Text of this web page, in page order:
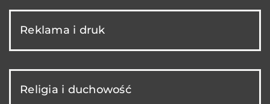
Reklama i druk
Religia i duchowość